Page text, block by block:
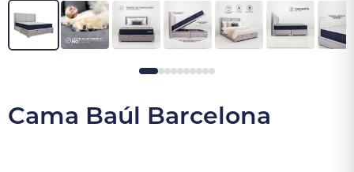
Cama Baúl Barcelona